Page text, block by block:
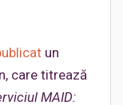
un
care titrează
MAID: